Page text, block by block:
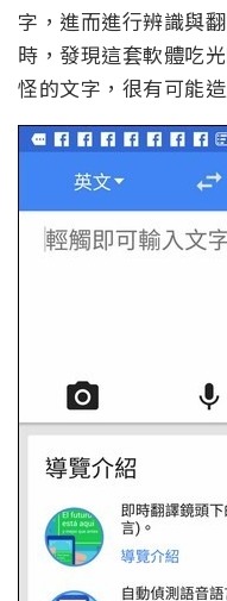
字，進而進行辨識與
時，發現這套軟體吃
怪的文字，很有可能